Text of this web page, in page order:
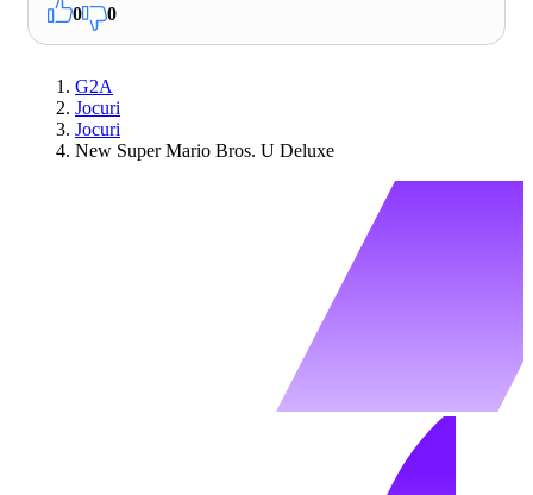
0 0
G2A
Jocuri
Jocuri
New Super Mario Bros. U Deluxe